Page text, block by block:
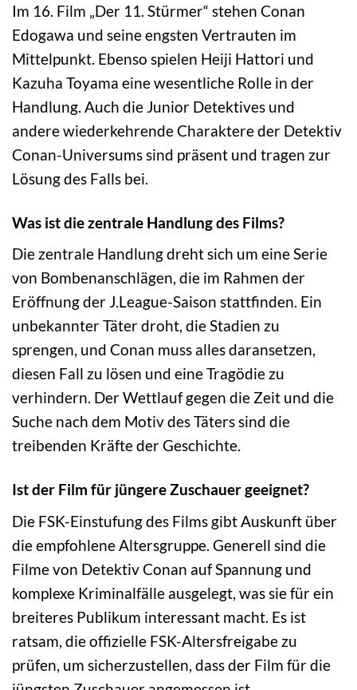
Im 16. Film „Der 11. Stürmer“ stehen Conan
Edogawa und seine engsten Vertrauten im
Mittelpunkt. Ebenso spielen Heiji Hattori und
Kazuha Toyama eine wesentliche Rolle in der
Handlung. Auch die Junior Detektives und
andere wiederkehrende Charaktere der Detektiv
Conan-Universums sind präsent und tragen zur
Lösung des Falls bei.
Was ist die zentrale Handlung des Films?
Die zentrale Handlung dreht sich um eine Serie
von Bombenanschlägen, die im Rahmen der
Eröffnung der J.League-Saison stattfinden. Ein
unbekannter Täter droht, die Stadien zu
sprengen, und Conan muss alles daransetzen,
diesen Fall zu lösen und eine Tragödie zu
verhindern. Der Wettlauf gegen die Zeit und die
Suche nach dem Motiv des Täters sind die
treibenden Kräfte der Geschichte.
Ist der Film für jüngere Zuschauer geeignet?
Die FSK-Einstufung des Films gibt Auskunft über
die empfohlene Altersgruppe. Generell sind die
Filme von Detektiv Conan auf Spannung und
komplexe Kriminalfälle ausgelegt, was sie für ein
breiteres Publikum interessant macht. Es ist
ratsam, die offizielle FSK-Altersfreigabe zu
prüfen, um sicherzustellen, dass der Film für die